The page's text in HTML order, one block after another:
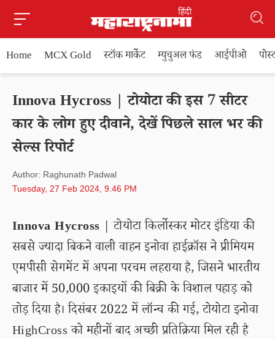
Home MCX Gold स्टॉक मार्केट म्युचुअल फंड आईपीओ
Innova Hycross | टोयोटा की इस 7 सीटर
कार के लोग हुए दीवाने, देखें पिछले साल भर की
सेल्स रिपोर्ट
Author: Raghunath Padwal
Tuesday, 27 Feb 2024, 9.46 PM
Innova Hycross | टोयोटा किर्लोस्कर मोटर इंडिया की
सबसे ज्यादा बिकने वाली वाहन इनोवा हाईक्रॉस ने प्रीमियम
एमपीसी सेगमेंट में अपना परचम लहराया है, जिसने भारतीय
बाजार में 50,000 इकाइयों की बिक्री के विशाल पहाड़ को
तोड़ दिया है। दिसंबर 2022 में लॉन्च की गई, टोयोटा इनोवा
HighCross को महीनों बाद अच्छी प्रतिक्रिया मिल रही है